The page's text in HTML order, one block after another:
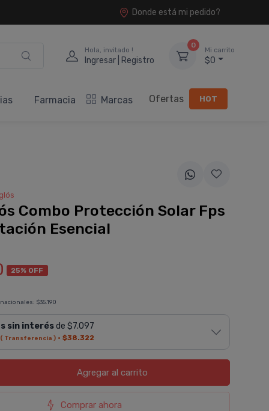
Donde está mi pedido?
Hola, invitado !
Ingresar | Registro
0
Mi carrito
$0
Farmacia Marcas Ofertas HOT
Combo Protección Solar Fps
Esencial
25% OFF
$35.190
sin interésde $7.097
( Transferencia )· $38.322
Agregaral carrito
Comprar ahora